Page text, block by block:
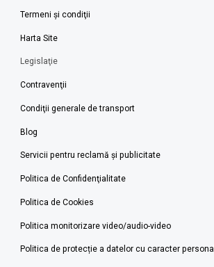
Termeni şi condiţii
Harta Site
Legislaţie
Contravenţii
Condiţii generale de transport
Blog
Servicii pentru reclamă și publicitate
Politica de Confidenţialitate
Politica de Cookies
Politica monitorizare video/audio-video
Politica de protecție a datelor cu caracter personal